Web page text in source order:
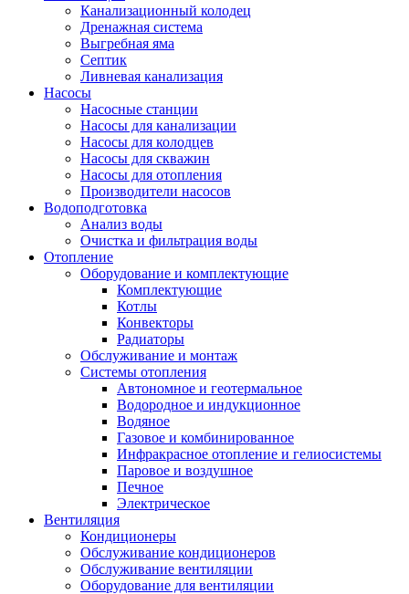
Канализационный колодец
Дренажная система
Выгребная яма
Септик
Ливневая канализация
Насосы
Насосные станции
Насосы для канализации
Насосы для колодцев
Насосы для скважин
Насосы для отопления
Производители насосов
Водоподготовка
Анализ воды
Очистка и фильтрация воды
Отопление
Оборудование и комплектующие
Комплектующие
Котлы
Конвекторы
Радиаторы
Обслуживание и монтаж
Системы отопления
Автономное и геотермальное
Водородное и индукционное
Водяное
Газовое и комбинированное
Инфракрасное отопление и гелиосистемы
Паровое и воздушное
Печное
Электрическое
Вентиляция
Кондиционеры
Обслуживание кондиционеров
Обслуживание вентиляции
Оборудование для вентиляции